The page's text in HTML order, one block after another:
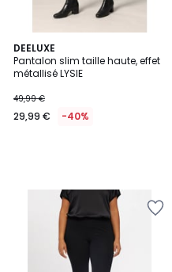
DEELUXE
Pantalon slim taille haute, effet
métallisé LYSIE
49,99 €
29,99 € -40%